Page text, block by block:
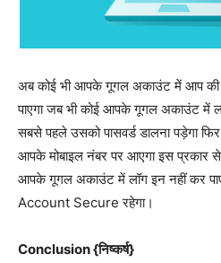
अब कोई भी आपके गूगल अकाउंट में आप की
पाएगा जब भी कोई आपके गूगल अकाउंट में
सबसे पहले उसको पासवर्ड डालना पड़ेगा
आपके मोबाइल नंबर पर आएगा इस प्रकार से
आपके गूगल अकाउंट में लॉग इन नहीं कर
Account Secure रहेगा।
Conclusion {निष्कर्ष}